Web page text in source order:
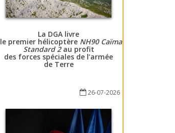
La DGA livre
le premier hélicoptère NH90 Caïman
Standard 2au profit
des forces spéciales de l’armée
de Terre
26-07-2026